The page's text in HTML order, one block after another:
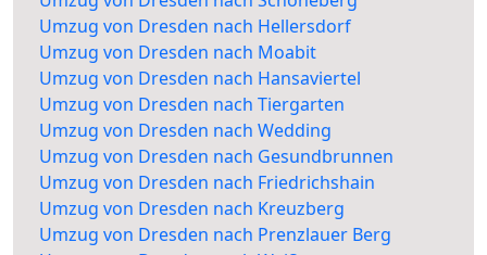
Umzug von Dresden nach Hellersdorf
Umzug von Dresden nach Moabit
Umzug von Dresden nach Hansaviertel
Umzug von Dresden nach Tiergarten
Umzug von Dresden nach Wedding
Umzug von Dresden nach Gesundbrunnen
Umzug von Dresden nach Friedrichshain
Umzug von Dresden nach Kreuzberg
Umzug von Dresden nach Prenzlauer Berg